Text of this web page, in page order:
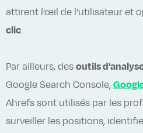
attirent l’œil de l’utilisateur et
clic.
Par ailleurs, des outils
Google Search Console,
Ahrefs sont utilisés par les
surveiller les positions,